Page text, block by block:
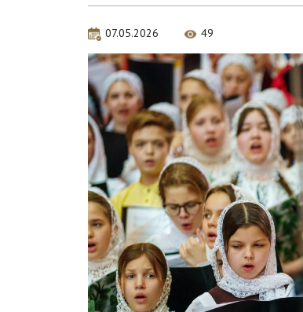
07.05.2026 49